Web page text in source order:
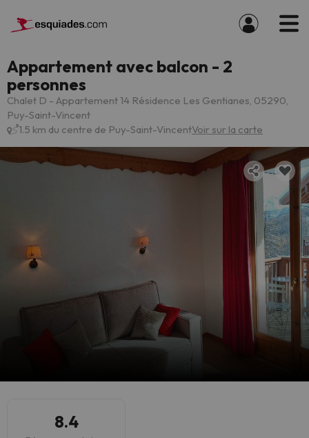
Appartement avec balcon - 2
personnes
Chalet D - Appartement 14 Résidence Les Gentianes, 05290,
Puy-Saint-Vincent
1.5 km du centre de Puy-Saint-VincentVoir sur la carte
8.4